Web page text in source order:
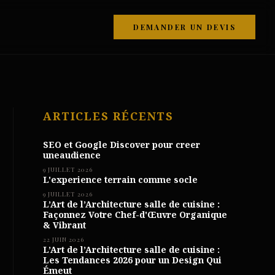
DEMANDER UN DEVIS
ARTICLES RÉCENTS
SEO et Google Discover pour creer
uneaudience
9 JUILLET 2026
L'experience terrain comme socle
9 JUILLET 2026
L’Art de l’Architecture salle de cuisine :
Façonnez Votre Chef-d'Œuvre Organique
& Vibrant
22 JUIN 2026
L’Art de l’Architecture salle de cuisine :
Les Tendances 2026 pour un Design Qui
Émeut